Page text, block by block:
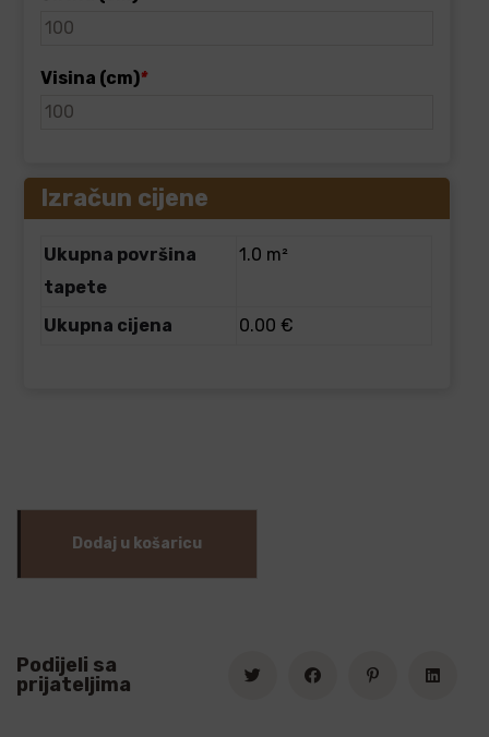
Visina (cm)*
Izračun cijene
Ukupna površina
tapete
1.0 m²
Ukupna cijena 0.00 €
Dodaj u košaricu
Podijeli sa
prijateljima